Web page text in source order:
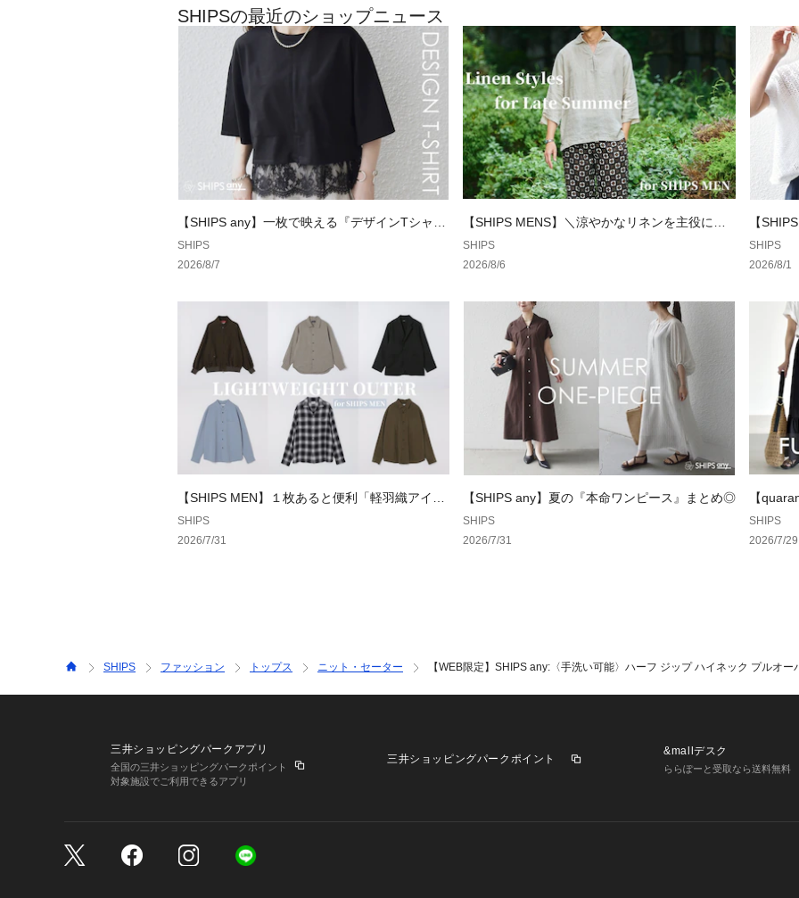
SHIPSの最近のショップニュース
【SHIPS any】一枚で映える『デザインTシャ
ツ』特集♪
SHIPS
2026/8/7
【SHIPS MENS】＼涼やかなリネンを主役に／
晩夏アイテム特集
SHIPS
2026/8/6
【
SHIPS
2026/8/1
【SHIPS MEN】１枚あると便利「軽羽織アイテ
ム」特集
SHIPS
2026/7/31
【SHIPS any】夏の『本命ワンピース』まとめ◎
SHIPS
2026/7/31
【
ム」一
SHIPS
2026/7/29
SHIPS ファッション トップス ニット・セーター 【WEB限定】SHIPS any:〈手洗い可能〉ハーフ ジップ ハイネック プルオー
三井ショッピングパークアプリ
全国の三井ショッピングパークポイント
対象施設でご利用できるアプリ
三井ショッピングパークポイント
&mallデスク
ららぽーと受取なら送料無料